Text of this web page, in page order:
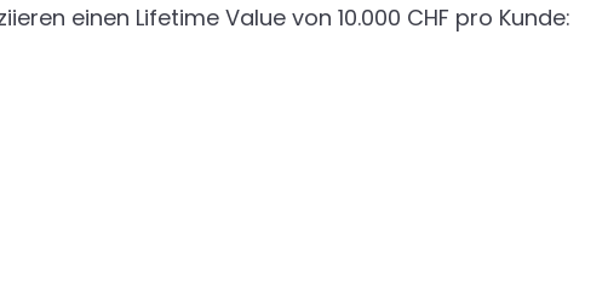
einen Lifetime Value von 10.000 CHF pro Kunde: